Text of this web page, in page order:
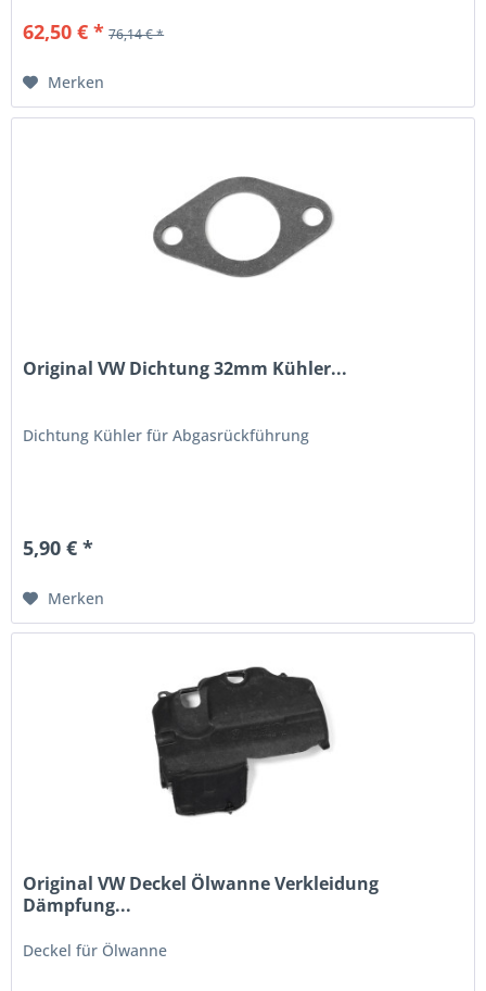
62,50 € * 76,14 € *
Merken
Original VW Dichtung 32mm Kühler...
Dichtung Kühler für Abgasrückführung
5,90 € *
Merken
Original VW Deckel Ölwanne Verkleidung
Dämpfung...
Deckel für Ölwanne